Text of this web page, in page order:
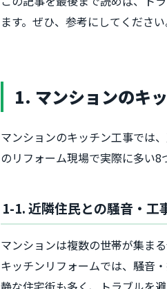
ます。ぜひ、参考にしてください
1. マンションのキ
マンションのキッチン工事では
のリフォーム現場で実際に多い8
1-1. 近隣住民との騒音・工
マンションは複数の世帯が集まる
キッチンリフォームでは、騒音